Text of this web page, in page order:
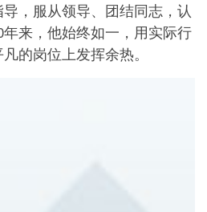
，服从领导、团结同志，认
来，他始终如一，用实际行
的岗位上发挥余热。